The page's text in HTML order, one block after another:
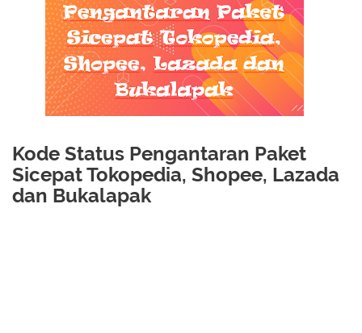
Kode Status Pengantaran Paket
Sicepat Tokopedia, Shopee, Lazada
dan Bukalapak